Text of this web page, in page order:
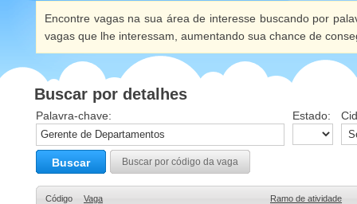
Encontre vagas na sua área de interesse buscando por
vagas que lhe interessam, aumentando sua chance de
Buscar por detalhes
Palavra-chave: Estado:
Buscar Buscar por código da vaga
Código Vaga Ramo de atividade